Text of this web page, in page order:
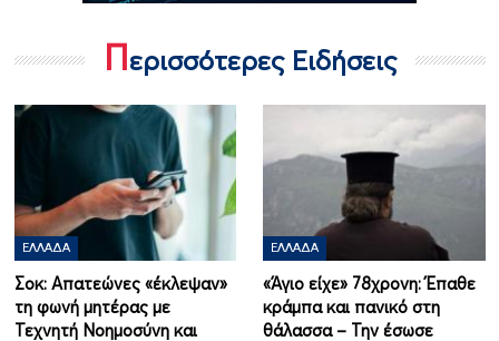
Περισσότερες Ειδήσεις
ΕΛΛΆΔΑ
Σοκ: Απατεώνες «έκλεψαν»
τη φωνή μητέρας με
Τεχνητή Νοημοσύνη και
ΕΛΛΆΔΑ
«Άγιο είχε» 78χρονη: Έπαθε
κράμπα και πανικό στη
θάλασσα – Την έσωσε